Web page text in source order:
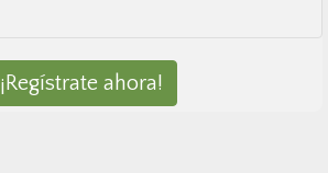
¡Regístrate ahora!